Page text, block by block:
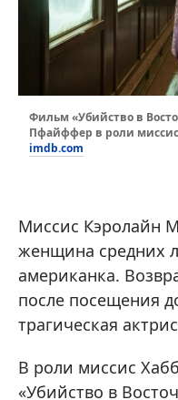
Фильм «Убийство в
Пфайффер в роли
imdb.com
Миссис Кэролайн
женщина средних
американка.
после посещения
трагическая
В роли миссис
«Убийство в